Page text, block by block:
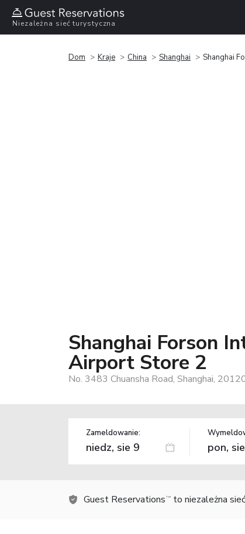
Niezależna sieć turystyczna
Dom Kraje China Shanghai Shanghai
Shanghai Forson
Airport Store 2
No. 3483 Chuansha Road, Shanghai,
Zameldowanie:
Guest Reservations TM to niezależna